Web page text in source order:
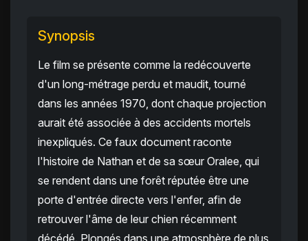
Synopsis
Le film se présente comme la redécouverte
d'un long-métrage perdu et maudit, tourné
dans les années 1970, dont chaque projection
aurait été associée à des accidents mortels
inexpliqués. Ce faux document raconte
l'histoire de Nathan et de sa sœur Oralee, qui
se rendent dans une forêt réputée être une
porte d'entrée directe vers l'enfer, afin de
retrouver l'âme de leur chien récemment